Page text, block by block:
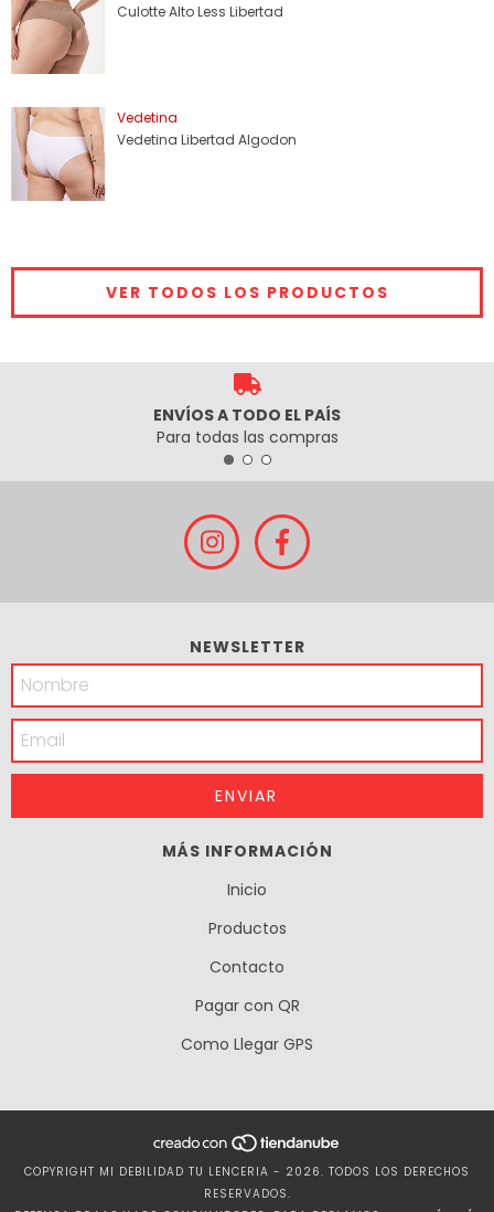
Culotte Alto Less Libertad
Vedetina
Vedetina Libertad Algodon
VER TODOS LOS PRODUCTOS
ENVÍOS A TODO EL PAÍS
Para todas las compras
NEWSLETTER
MÁS INFORMACIÓN
Inicio
Productos
Contacto
Pagar con QR
Como Llegar GPS
COPYRIGHT MI DEBILIDAD TU LENCERIA - 2026. TODOS LOS DERECHOS
RESERVADOS.